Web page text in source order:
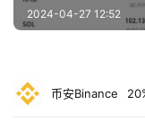
2024-04-27 12:52
币安Binance